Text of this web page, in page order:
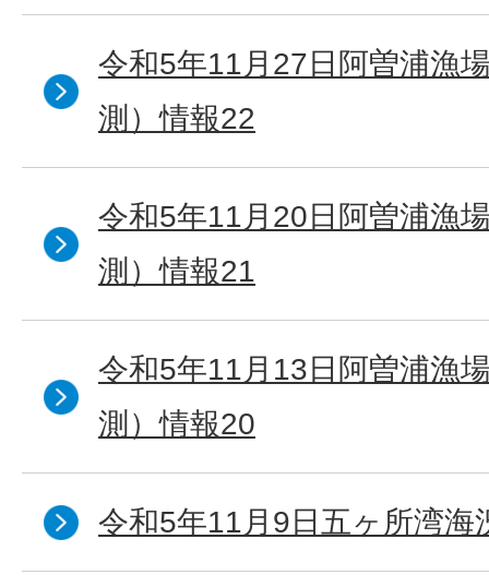
令和5年11月27日阿曽浦漁
測）情報22
令和5年11月20日阿曽浦漁
測）情報21
令和5年11月13日阿曽浦漁
測）情報20
令和5年11月9日五ヶ所湾海